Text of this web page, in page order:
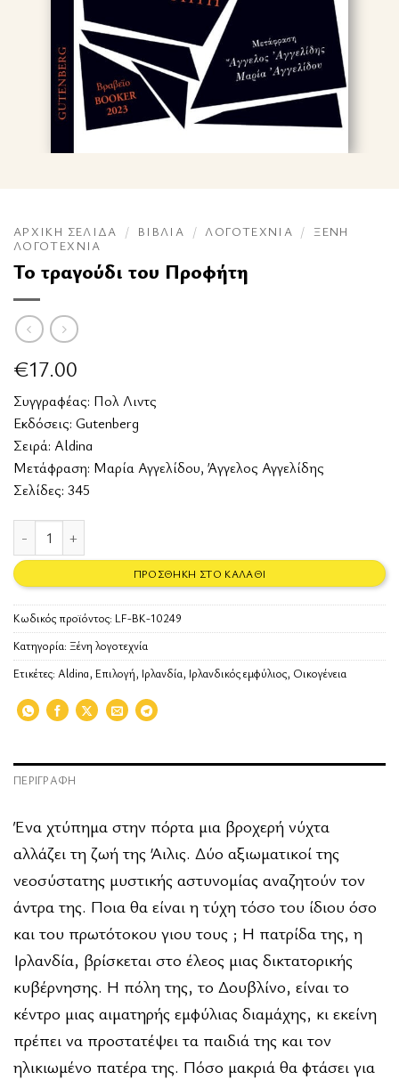
ΑΡΧΙΚΉ ΣΕΛΊΔΑ / ΒΙΒΛΊΑ / ΛΟΓΟΤΕΧΝΊΑ /
ΞΈΝΗ
ΛΟΓΟΤΕΧΝΊΑ
Το τραγούδι του Προφήτη
€17.00
Συγγραφέας: Πολ Λιντς
Εκδόσεις: Gutenberg
Σειρά: Aldina
Μετάφραση: Μαρία Αγγελίδου, Άγγελος Αγγελίδης
Σελίδες: 345
ΠΡΟΣΘΉΚΗ ΣΤΟ ΚΑΛΆΘΙ
Κωδικός προϊόντος: LF-BK-10249
Κατηγορία: Ξένη λογοτεχνία
Ετικέτες: Aldina, Επιλογή, Ιρλανδία, Ιρλανδικός εμφύλιος, Οικογένεια
ΠΕΡΙΓΡΑΦΉ
Ένα χτύπημα στην πόρτα μια βροχερή νύχτα
αλλάζει τη ζωή της Άιλις. Δύο αξιωματικοί της
νεοσύστατης μυστικής αστυνομίας αναζητούν τον
άντρα της. Ποια θα είναι η τύχη τόσο του ίδιου όσο
και του πρωτότοκου γιου τους ; Η πατρίδα της, η
Ιρλανδία, βρίσκεται στο έλεος μιας δικτατορικής
κυβέρνησης. Η πόλη της, το Δουβλίνο, είναι το
κέντρο μιας αιματηρής εμφύλιας διαμάχης, κι εκείνη
πρέπει να προστατέψει τα παιδιά της και τον
ηλικιωμένο πατέρα της. Πόσο μακριά θα φτάσει για